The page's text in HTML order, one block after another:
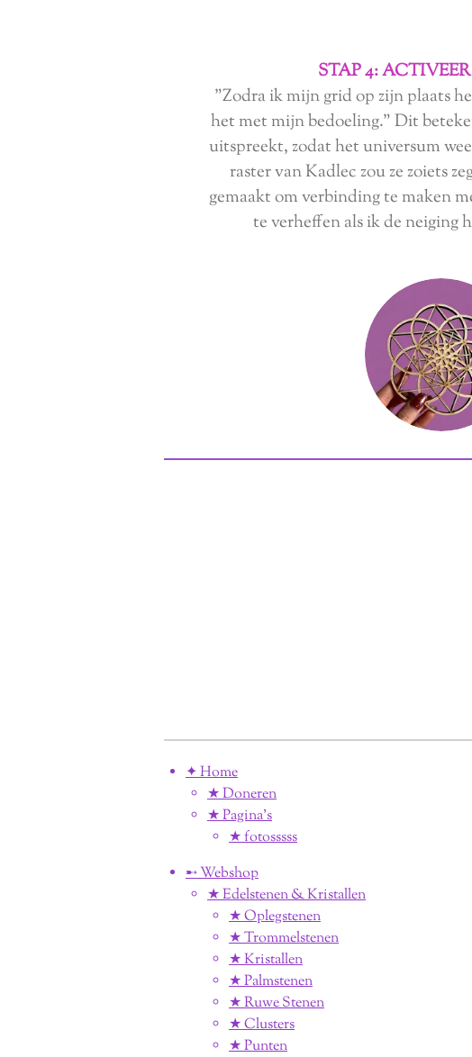
STAP 4:
"Zodra ik mijn grid op zijn plaats
het met mijn bedoeling." Dit
uitspreekt, zodat het universum
raster van Kadlec zou ze zoiets
gemaakt om verbinding te maken
te verheffen als ik de neiging
✦ Home
★ Doneren
★ Pagina’s
★ fotosssss
➸ Webshop
★ Edelstenen & Kristallen
★ Oplegstenen
★ Trommelstenen
★ Kristallen
★ Palmstenen
★ Ruwe Stenen
★ Clusters
★ Punten